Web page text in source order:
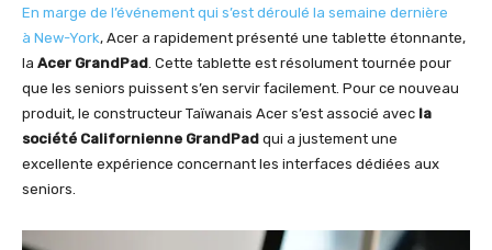
En marge de l’événement qui s’est déroulé la semaine dernière
à New-York, Acer a rapidement présenté une tablette étonnante,
la Acer GrandPad. Cette tablette est résolument tournée pour
que les seniors puissent s’en servir facilement. Pour ce nouveau
produit, le constructeur Taïwanais Acer s’est associé avec la
société Californienne GrandPad qui a justement une
excellente expérience concernant les interfaces dédiées aux
seniors.